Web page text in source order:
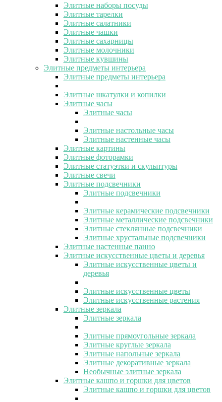
Элитные наборы посуды
Элитные тарелки
Элитные салатники
Элитные чашки
Элитные сахарницы
Элитные молочники
Элитные кувшины
Элитные предметы интерьера
Элитные предметы интерьера
Элитные шкатулки и копилки
Элитные часы
Элитные часы
Элитные настольные часы
Элитные настенные часы
Элитные картины
Элитные фоторамки
Элитные статуэтки и скульптуры
Элитные свечи
Элитные подсвечники
Элитные подсвечники
Элитные керамические подсвечники
Элитные металлические подсвечники
Элитные стеклянные подсвечники
Элитные хрустальные подсвечники
Элитные настенные панно
Элитные искусственные цветы и деревья
Элитные искусственные цветы и
деревья
Элитные искусственные цветы
Элитные искусственные растения
Элитные зеркала
Элитные зеркала
Элитные прямоугольные зеркала
Элитные круглые зеркала
Элитные напольные зеркала
Элитные декоративные зеркала
Необычные элитные зеркала
Элитные кашпо и горшки для цветов
Элитные кашпо и горшки для цветов